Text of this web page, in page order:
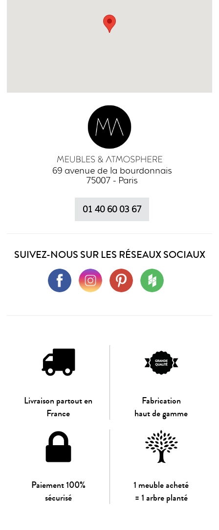
69 avenue de la bourdonnais
75007 - Paris
01 40 60 03 67
SUIVEZ-NOUS SUR LES RÉSEAUX SOCIAUX
Livraison partout en
France
Fabrication
haut de gamme
Paiement 100%
sécurisé
1 meuble acheté
= 1 arbre planté